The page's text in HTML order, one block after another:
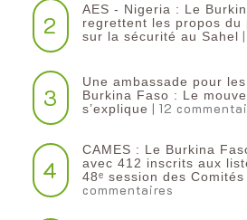
2
AES - Nigeria : Le
regrettent les propos du
sur la sécurité au Sahel
3
Une ambassade pour
Burkina Faso : Le
s’explique | 12
4
CAMES : Le Burkina
avec 412 inscrits aux
48ᵉ session des
commentaires